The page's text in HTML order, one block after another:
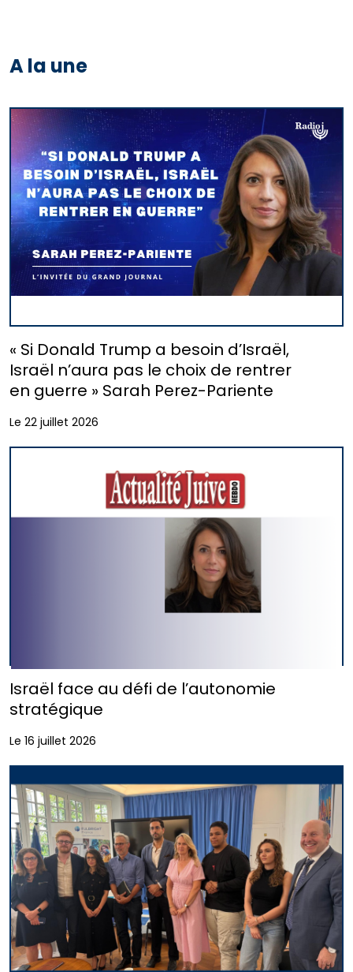
A la une
« Si Donald Trump a besoin d’Israël,
Israël n’aura pas le choix de rentrer
en guerre » Sarah Perez-Pariente
Le 22 juillet 2026
Israël face au défi de l’autonomie
stratégique
Le 16 juillet 2026